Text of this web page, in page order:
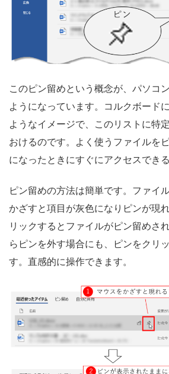
このピン留めという概念が、パソコ
ようになっています。コルクボード
ようなイメージで、このリストに特
おけるのです。よく使うファイルを
になったときにすぐにアクセスでき
ピン留めの方法は簡単です。ファイ
かざすと項目が灰色になりピンが現
リックするとファイルがピン留めさ
らピンを外す場合にも、ピンをクリ
す。直感的に操作できます。